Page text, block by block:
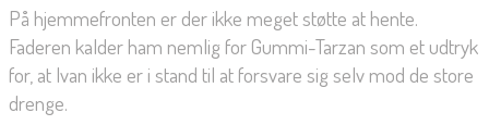
På hjemmefronten er der ikke meget støtte at hente.
Faderen kalder ham nemlig for Gummi-Tarzan som et udtryk
for, at Ivan ikke er i stand til at forsvare sig selv mod de store
drenge.